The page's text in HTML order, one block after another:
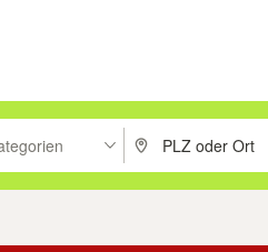
suchen, oder Vorschläge mit den
PLZ oder Ort